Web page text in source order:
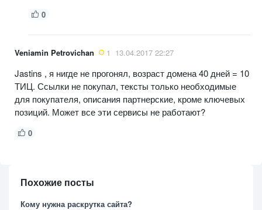
0
Veniamin Petrovichan 1 13.04.2017 22:27
Jastins , я нигде не прогонял, возраст домена 40 дней = 10
ТИЦ. Ссылки не покупал, тексты только необходимые
для покупателя, описания партнерские, кроме ключевых
позиций. Может все эти сервисы не работают?
0
Похожие посты
Кому нужна раскрутка сайта?